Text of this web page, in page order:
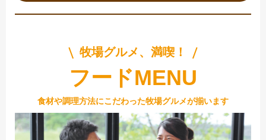
牧場グルメ、満喫！
フードMENU
食材や調理方法にこだわった牧場グルメが揃います